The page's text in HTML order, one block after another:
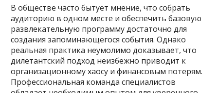
В обществе часто бытует мнение, что собрать
аудиторию в одном месте и обеспечить базовую
развлекательную программу достаточно для
создания запоминающегося события. Однако
реальная практика неумолимо доказывает, что
дилетантский подход неизбежно приводит к
организационному хаосу и финансовым потерям.
Профессиональная команда специалистов